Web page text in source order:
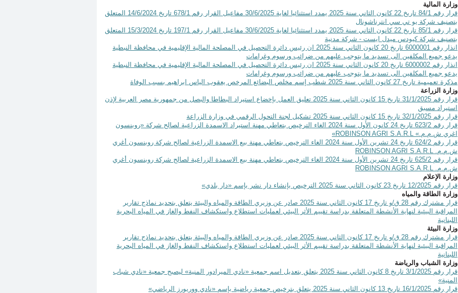
وزارة المالية
قرار رقم 84/1 تاريخ 22 كانون الثاني سنة 2025 يمدد استثنائيا لغاية 30/6/2025 مفاعيل القرار رقم 678/1 تاريخ 14/6/2024 المتعلق
بتصنيف شركة يو تي سي انترناشونال
قرار رقم 85/1 تاريخ 22 كانون الثاني سنة 2025 يمدد استثنائيا لغاية 30/6/2025 مفاعيل القرار رقم 197/1 تاريخ 15/3/2024 المتعلق
بتصنيف شركة كيودس ميدل ايست - شركة مدنية
انذار رقم 6000001 تاريخ 20 كانون الثاني سنة 2025 ان رئيس دائرة التحصيل في المصلحة المالية الإقليمية في محافظة النبطية
يدعو جميع المكلفين الى تسديد ما يتوجب عليهم من ضرائب ورسوم وغرامات
انذار رقم 6000002 تاريخ 20 كانون الثاني سنة 2025 ان رئيس دائرة التحصيل في المصلحة المالية الإقليمية في محافظة النبطية
يدعو جميع المكلفين الى تسديد ما يتوجب عليهم من ضرائب ورسوم وغرامات
مذكرة تعميمية تاريخ 27 كانون الثاني سنة 2025 شطب إسم مخلص البضائع المرخص يعقوب الياس ابراهيم بسبب الوفاة
وزارة الزراعة
قرار رقم 31/1/2025 تاريخ 15 كانون الثاني سنة 2025 تعليق العمل بإخضاع استيراد البطاطا والبصل من جمهورية مصر العربية لإذن
استيراد مسبق
قرار رقم 32/1/2025 تاريخ 15 كانون الثاني سنة 2025 تشكيل لجنة التحول الرقمي في وزارة الزراعة
قرار رقم 623/2 تاريخ 24 كانون الأول سنة 2024 الغاء الترخيص بتعاطي مهنة استيراد الاسمدة الزراعية لصالح شركة «روبنسون
اغري ش.م.م.» ROBINSON AGRI S.A.R.L
»
قرار رقم 624/2 تاريخ 24 تشرين الأول سنة 2024 الغاء الترخيص بتعاطي مهنة بيع الاسمدة الزراعية لصالح شركة روبنسون أغري
ش.م.م. ROBINSON AGRI S.A.R.L
قرار رقم 625/2 تاريخ 24 تشرين الأول سنة 2024 الغاء الترخيص بتعاطي مهنة بيع الاسمدة الزراعية لصالح شركة روبنسون أغري
ش.م.م. ROBINSON AGRI S.A.R.L
وزارة الإعلام
قرار رقم 12/2025 تاريخ 23 كانون الثاني سنة 2025 الترخيص بإنشاء دار نشر بإسم «دار بلدي»
وزارة الطاقة والمياه
قرار مشترك رقم 28 ق/و تاريخ 17 كانون الثاني سنة 2025 صادر عن وزيري الطاقة والمياه والبيئة يتعلق بتحديد نماذج تقارير
المراقبة البيئية لنهاية الأنشطة المتعلقة بدراسة تقييم الأثر البيئي لعمليات استطلاع واستكشاف النفط والغاز في المياه البحرية
اللبنانية
وزارة البيئة
قرار مشترك رقم 28 ق/و تاريخ 17 كانون الثاني سنة 2025 صادر عن وزيري الطاقة والمياه والبيئة يتعلق بتحديد نماذج تقارير
المراقبة البيئية لنهاية الأنشطة المتعلقة بدراسة تقييم الأثر البيئي لعمليات استطلاع واستكشاف النفط والغاز في المياه البحرية
اللبنانية
وزارة الشباب والرياضة
قرار رقم 3/1/2025 تاريخ 8 كانون الثاني سنة 2025 يتعلق بتعديل اسم جمعية «نادي الميرادور المنية» ليصبح جمعية «نادي شباب
المنية»
قرار رقم 16/1/2025 تاريخ 13 كانون الثاني سنة 2025 يتعلق بترخيص جمعية رياضية بإسم «نادي ووريورز الرياضي»